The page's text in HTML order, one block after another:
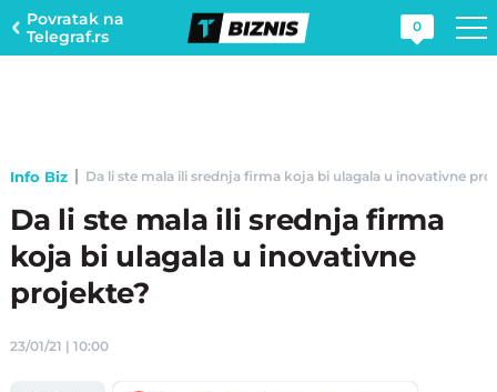
Povratak na
Telegraf.rs
0
Info Biz Da li ste mala ili srednja firma koja bi ulagala u inovativne
Da li ste mala ili srednja firma
koja bi ulagala u inovativne
projekte?
23/01/21 | 10:00